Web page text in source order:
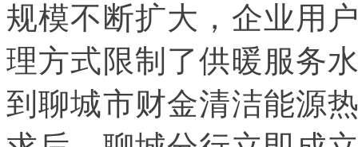
规模不断扩大，企业用
理方式限制了供暖服务
到聊城市财金清洁能源